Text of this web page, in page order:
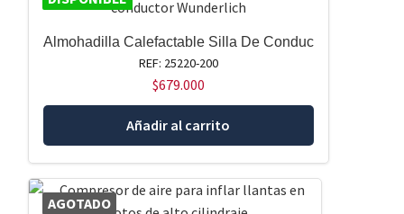
Almohadilla Calefactable Silla De Conduc
REF: 25220-200
$679.000
Añadir al carrito
AGOTADO